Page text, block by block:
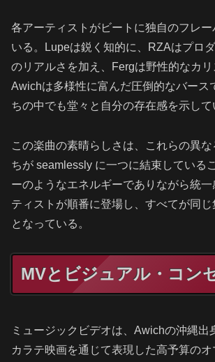
各アーティストがビートに独自のフレ
いる。Lupeは鋭く知的に、RZAはプロ
のリアルさを加え、Fergは野性的なカリ
Awichは多様性に富んだ圧倒的なバース
ちの中でも堂々と自分の存在感を示して
この楽曲の素晴らしさは、これらの異
ちが seamlessly に一つに結束している
ーのようなエネルギーでありながら統
ティストが順番に登場し、すべてが同
となっている。
MVとビジュアル・コン
ミュージックビデオは、Awichの沖縄出
カラテ映画を通じて表現した高予算の